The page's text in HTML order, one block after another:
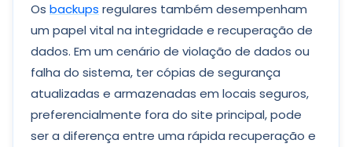
Os backups regulares também desempenham
um papel vital na integridade e recuperação de
dados. Em um cenário de violação de dados ou
falha do sistema, ter cópias de segurança
atualizadas e armazenadas em locais seguros,
preferencialmente fora do site principal, pode
ser a diferença entre uma rápida recuperação e